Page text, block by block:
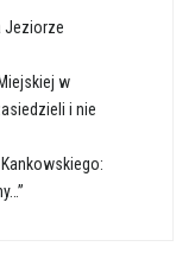
Jeziorze
w
i nie